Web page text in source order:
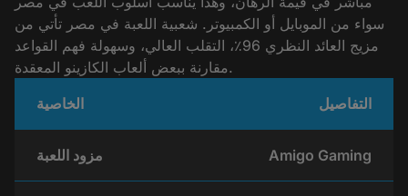
سواء من الموبايل أو الكمبيوتر. شعبية اللعبة في مصر تأتي من
مزيج العائد النظري 96٪، التقلب العالي، وسهولة فهم القواعد
مقارنة ببعض ألعاب الكازينو المعقدة.
الخاصية
التفاصيل
مزود اللعبة Amigo Gaming